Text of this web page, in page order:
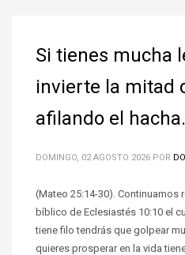
Si tienes mucha
invierte la mitad
afilando el
DOMINGO, 02 AGOSTO 2026 POR
(Mateo 25:14-30). Continuamos
bíblico de Eclesiastés 10:10 el
tiene filo tendrás que golpear
quieres prosperar en la vida